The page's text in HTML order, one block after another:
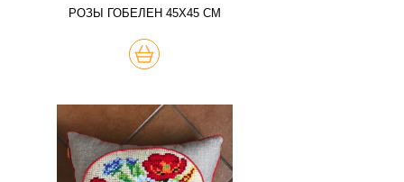
РОЗЫ ГОБЕЛЕН 45Х45 СМ
КУПИТЬ